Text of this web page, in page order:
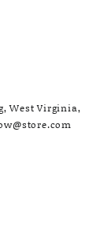
West Virginia,